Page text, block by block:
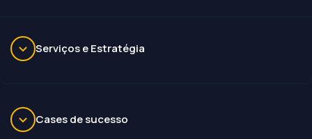
Serviços e Estratégia
Cases de sucesso